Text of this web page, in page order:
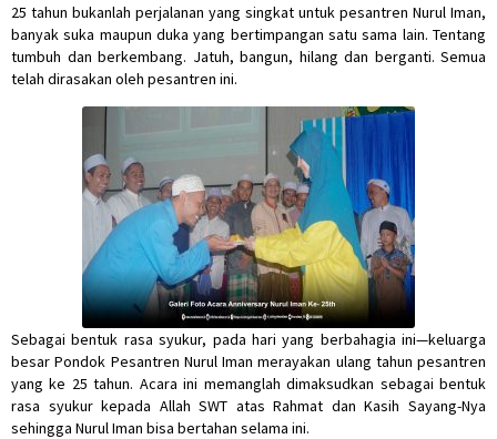
25 tahun bukanlah perjalanan yang singkat untuk pesantren Nurul Iman,
banyak suka maupun duka yang bertimpangan satu sama lain. Tentang
tumbuh dan berkembang. Jatuh, bangun, hilang dan berganti. Semua
telah dirasakan oleh pesantren ini.
Sebagai bentuk rasa syukur, pada hari yang berbahagia ini—keluarga
besar Pondok Pesantren Nurul Iman merayakan ulang tahun pesantren
yang ke 25 tahun. Acara ini memanglah dimaksudkan sebagai bentuk
rasa syukur kepada Allah SWT atas Rahmat dan Kasih Sayang-Nya
sehingga Nurul Iman bisa bertahan selama ini.